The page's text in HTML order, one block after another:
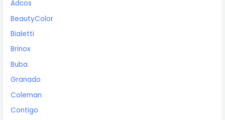
Adcos
BeautyColor
Bialetti
Brinox
Buba
Granado
Coleman
Contigo